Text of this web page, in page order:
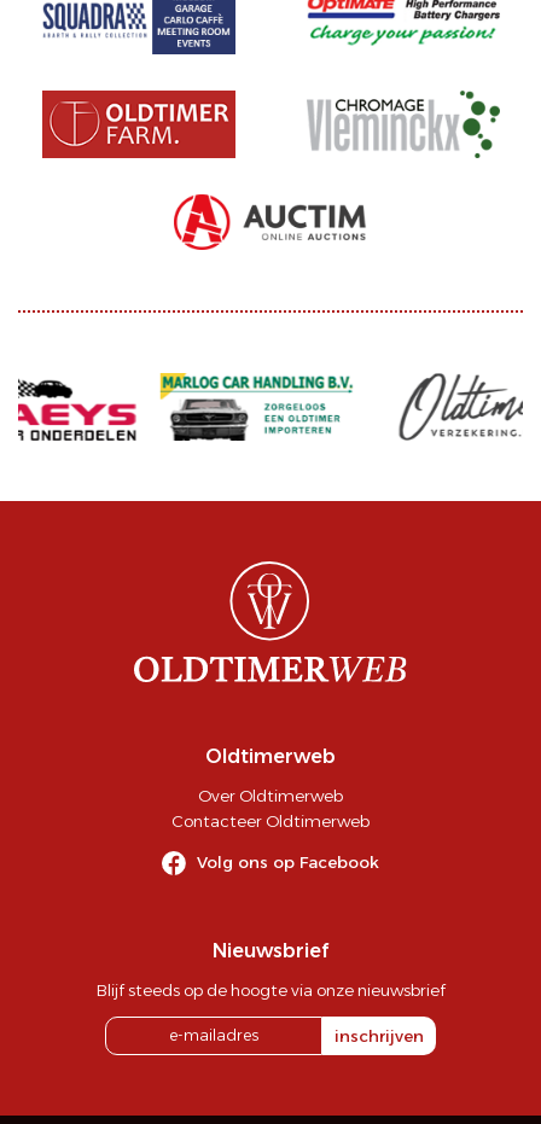
Oldtimerweb
Over Oldtimerweb
Contacteer Oldtimerweb
Volg ons op Facebook
Nieuwsbrief
Blijf steeds op de hoogte via onze nieuwsbrief
inschrijven